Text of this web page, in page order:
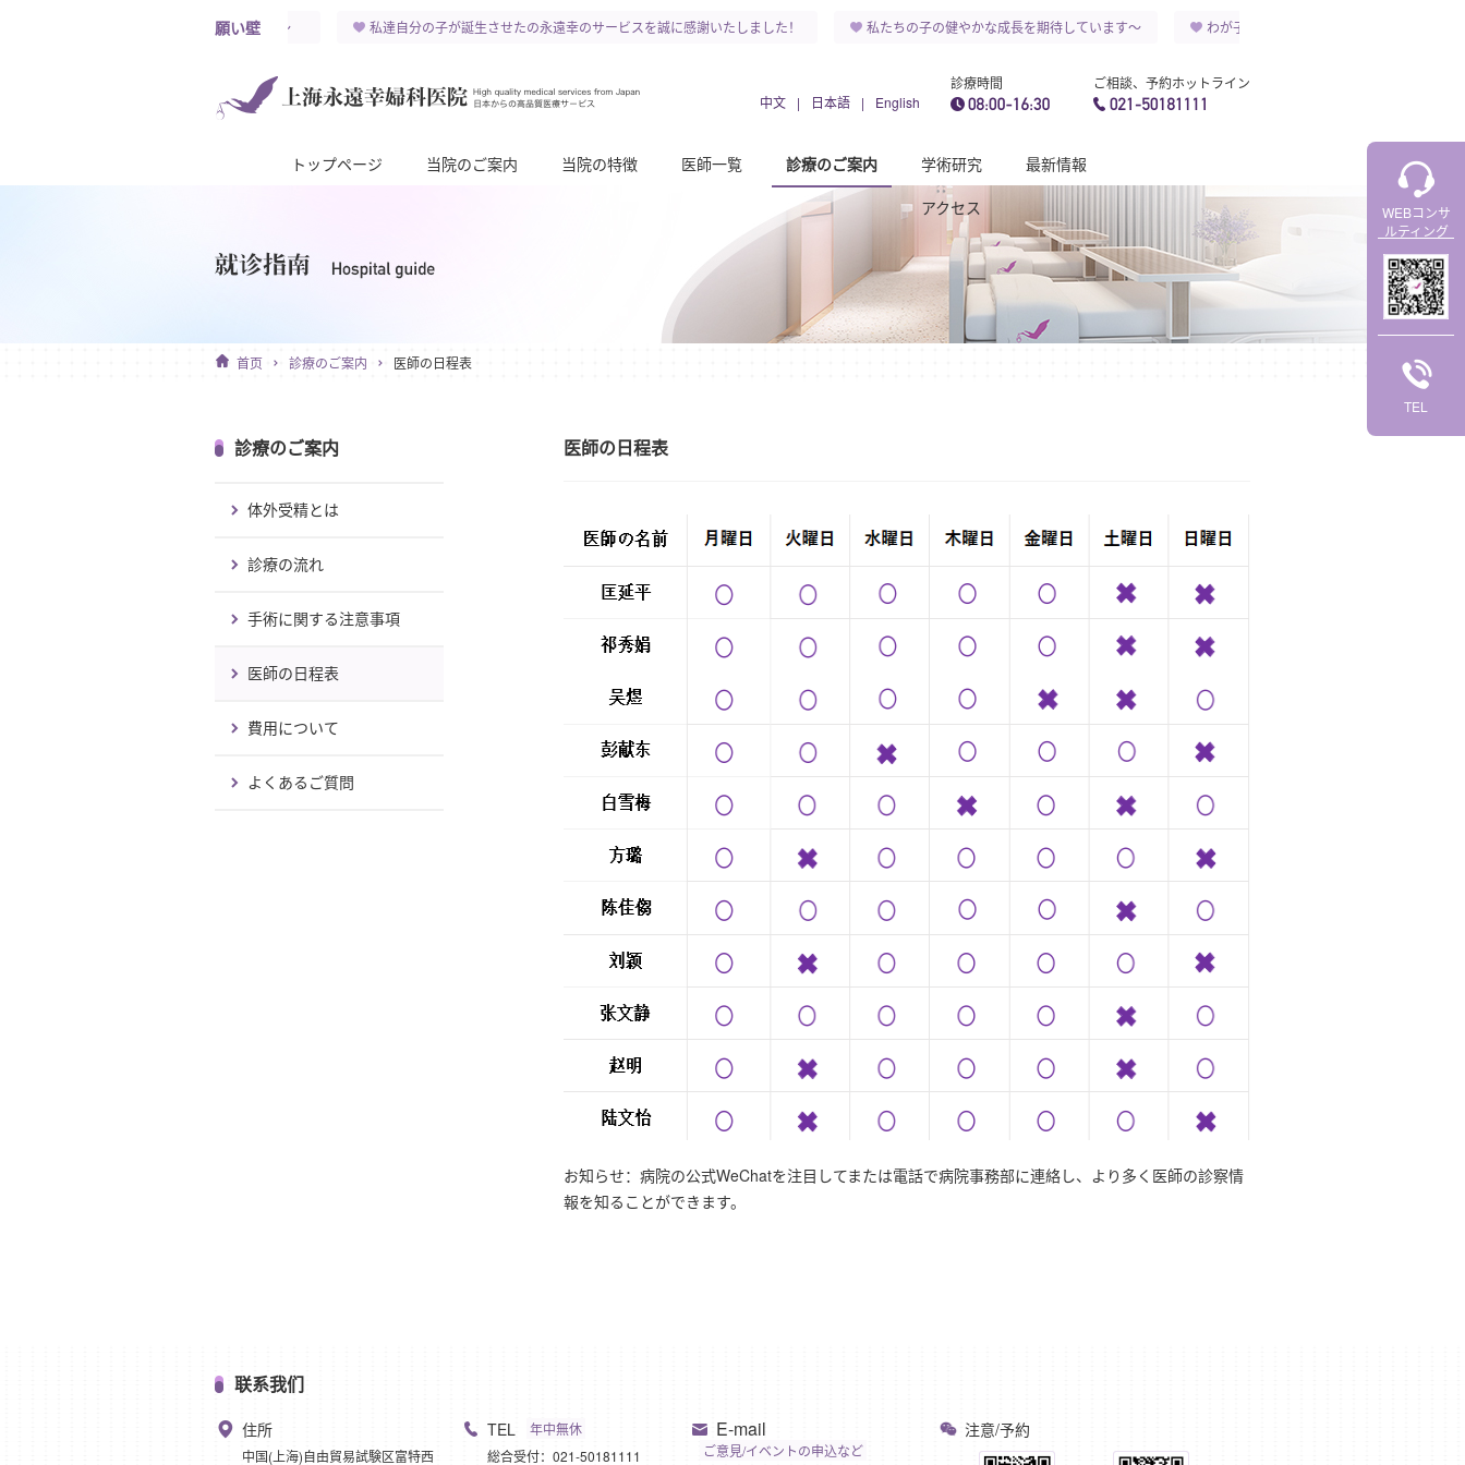
WEBコンサ
ルティング
TEL
願い壁
わが子が 永遠に健康と幸せを祈ります～ 私達自分の子が誕生させたの永遠幸のサービスを誠に感謝いたしました！ 私たちの子の健やかな成長を期待しています～ わが子が 永遠に健康と幸せを祈ります～
中文 | 日本語 | English
診療時間 ご相談、予約ホットライン
トップページ 当院のご案内 当院の特徴 医師一覧 診療のご案内 学術研究
最新情報
アクセス
首页 診療のご案内 医師の日程表
診療のご案内
体外受精とは
診療の流れ
手術に関する注意事項
医師の日程表
費用について
よくあるご質問
医師の日程表
お知らせ：病院の公式WeChatを注目してまたは電話で病院事務部に連絡し、より多く医師の診察情
報を知ることができます。
联系我们
住所
中国(上海)自由貿易試験区富特西
TEL
年中無休
総合受付：021-50181111
E-mail
ご意見/イベントの申込など
注意/予約